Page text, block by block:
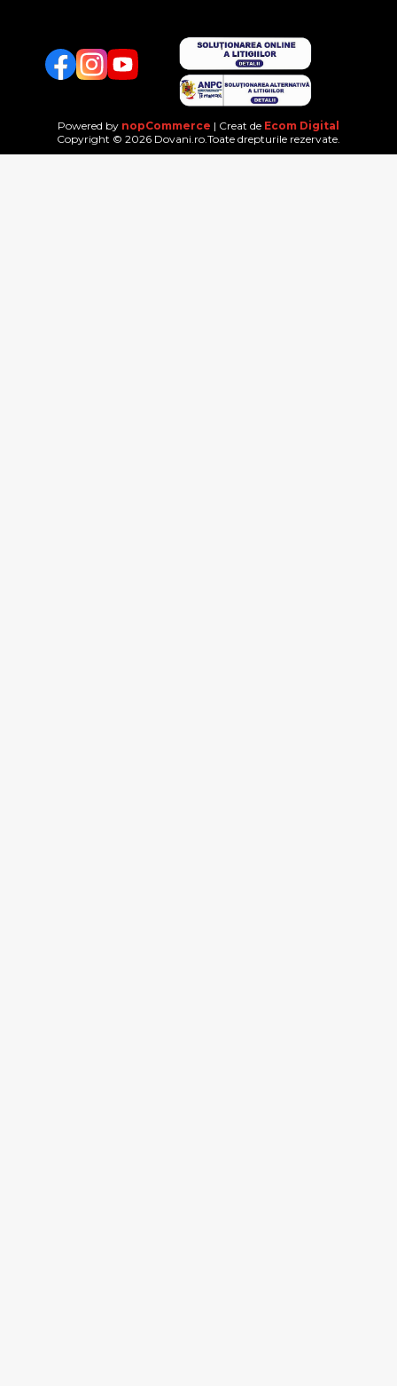
FacebookTwitterYouTube
Powered by nopCommerce | Creat de Ecom Digital
Copyright © 2026 Dovani.ro.Toate drepturile rezervate.